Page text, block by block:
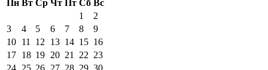
Пн Вт Ср Чт Пт Сб Вс
1
2
3
4 5 6 7 8
9
10 11 12 13 14 15 16
17 18 19 20 21 22 23